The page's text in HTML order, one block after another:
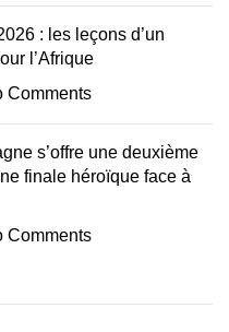
: les leçons d’un
l’Afrique
Comments
s’offre une deuxième
finale héroïque face à
Comments